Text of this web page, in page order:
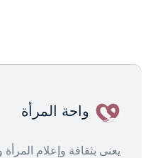
واحة المرأة
يعنى بثقافة وإعلام